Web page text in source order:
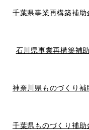
千葉県事業再構築補
石川県事業再構築補
神奈川県ものづくり
千葉県ものづくり補